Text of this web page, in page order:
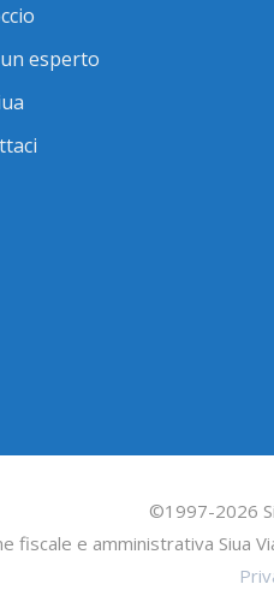
esperto
©1997-2026
fiscale e amministrativa Siua